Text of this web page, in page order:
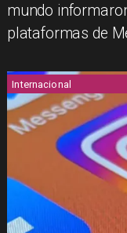
mundo
plataformas de
Internacional